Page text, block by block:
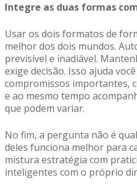
Integre as duas formas
Usar os dois formatos de
melhor dos dois mundos.
previsível e inadiável.
exige decisão. Isso ajuda
compromissos importantes,
e ao mesmo tempo
que podem variar.
No fim, a pergunta não é
deles funciona melhor para
mistura estratégia com
inteligentes com o próprio